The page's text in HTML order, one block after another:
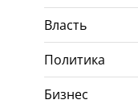
Власть
Политика
Бизнес